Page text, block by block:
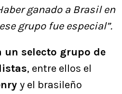
ganado a Brasil en
grupo fue especial”.
un selecto grupo de
, entre ellos el
y el brasileño